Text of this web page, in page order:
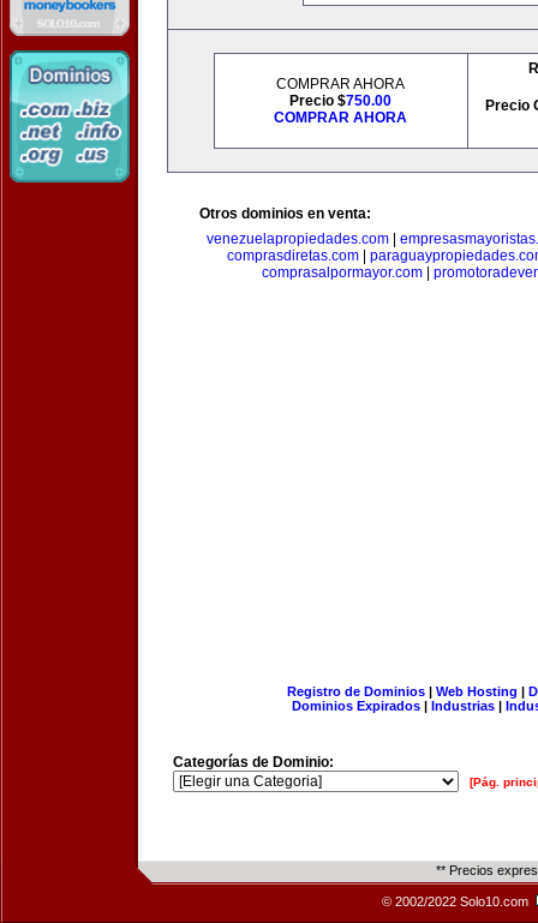
COMPRAR AHORA
Precio $750.00
COMPRAR AHORA
Precio
Otros dominios en venta:
venezuelapropiedades.com|
comprasdiretas.com
comprasalpormayor.com|
Registro de Dominios| Web Hosting |
Dominios Expirados | Industrias |
Categorías de Dominio:
[Pág.
** Precios
© 2002/2022 Solo10.com